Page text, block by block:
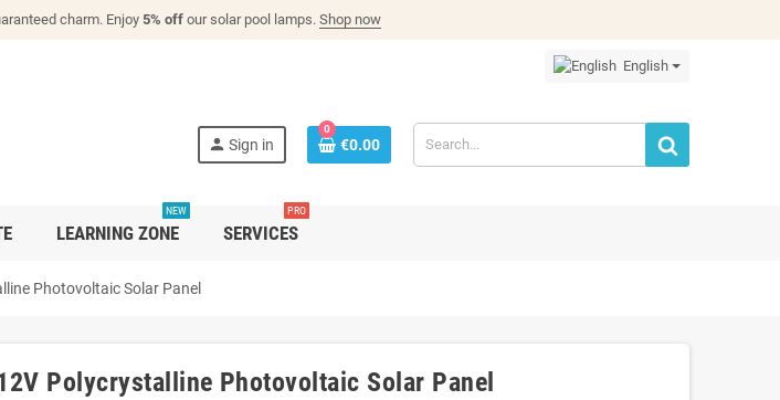
charm. Enjoy5% off our solar pool lamps. Shop now
English
person Sign in
0
€0.00
LEARNING ZONE
NEW
SERVICES
PRO
Photovoltaic Solar Panel
Polycrystalline Photovoltaic Solar Panel